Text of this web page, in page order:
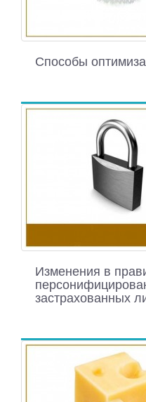
Способы
Изменения в
застрахованных